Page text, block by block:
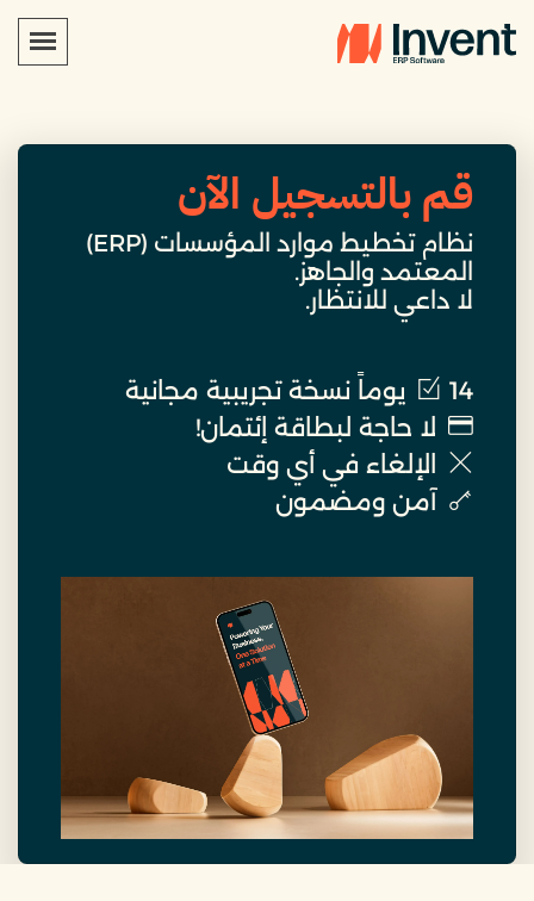
قم بالتسجيل الآن
نظام تخطيط موارد المؤسسات (ERP)
المعتمد والجاهز.
لا داعي للانتظار.
14 يوماً نسخة تجريبية مجانية
لا حاجة لبطاقة إئتمان!
الإلغاء في أي وقت
آمن ومضمون